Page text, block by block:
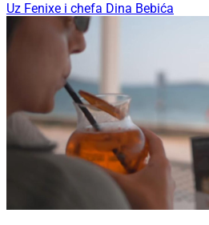
Uz Fenixe i chefa Dina Bebića